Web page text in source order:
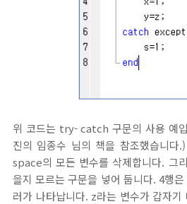
위 코드는 try- catch 구문의 사용 예
진의 임종수 님의 책을 참조했습니다
space의 모든 변수를 삭제합니다. 그
을지 모르는 구문을 넣어 둡니다. 4행
러가 나타납니다. z라는 변수가 갑자